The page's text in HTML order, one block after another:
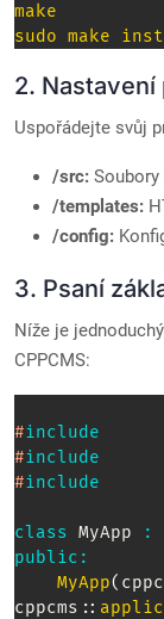
make
sudo make
2. Nastavení
Uspořádejte svůj
/src:
/templates:
/config:
3. Psaní
Níže je
CPPCMS:
#include
#include
#include
class MyApp :
public :
MyApp(
cppcms ::